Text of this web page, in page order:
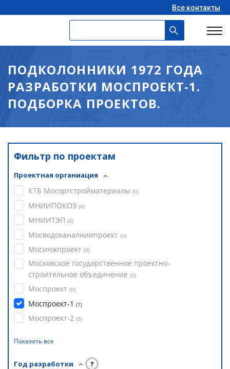
Все контакты
ПОДКОЛОННИКИ 1972 ГОДА
РАЗРАБОТКИ МОСПРОЕКТ-1.
ПОДБОРКА ПРОЕКТОВ.
Фильтр по проектам
Проектная органиация
КТБ Мосоргстройматериалы (0)
МНИИПОКОЗ (0)
МНИИТЭП (0)
Мосводоканалниипроект (0)
Мосинжпроект (0)
Московское государственное проектно-
строительное объединение (0)
Моспроект (0)
Моспроект-1 (1)
Моспроект-2 (0)
Показать все
Год разработки ?